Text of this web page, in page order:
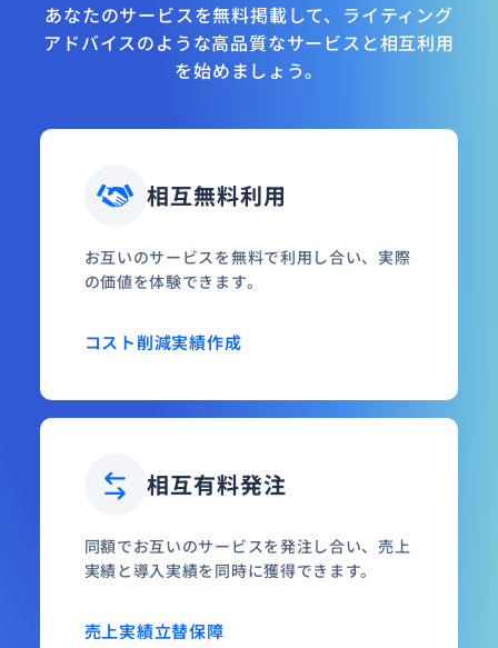
あなたのサービスを無料掲載して、ライティング
アドバイスのような高品質なサービスと相互利用
を始めましょう。
相互無料利用
お互いのサービスを無料で利用し合い、実際
の価値を体験できます。
コスト削減実績作成
相互有料発注
同額でお互いのサービスを発注し合い、売上
実績と導入実績を同時に獲得できます。
売上実績立替保障